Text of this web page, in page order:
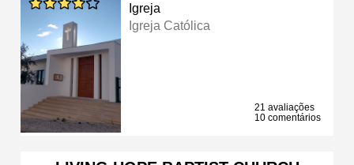
Igreja
Igreja Católica
21 avaliações
10 comentários